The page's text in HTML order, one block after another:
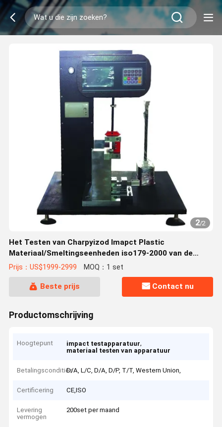
2/2
Het Testen van Charpyizod Imapct Plastic
Materiaal/Smeltingseenheden iso179-2000 van de
Stroomindex
Prijs：US$1999-2999 MOQ：1 set
Beste prijs Contact nu
Productomschrijving
Hoogtepunt impact testapparatuur,
materiaal testen van apparatuur
BetalingsconditiesD/A, L/C, D/A, D/P, T/T, Western Union,
Certificering CE,ISO
Levering
vermogen
200set per maand